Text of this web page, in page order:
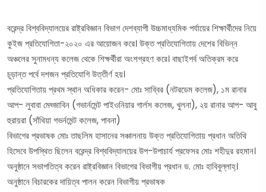
বরেন্দ্র বিশ্ববিদ্যালয়ের রাষ্ট্রবিজ্ঞান বিভাগ দেশব্যাপী উচ্চমাধ্যমিক পর্যায়ের শিক্ষার্থীদের নিয়ে
কুইজ প্রতিযোগিতা-২০২০ এর আয়োজন করে। উক্ত প্রতিযোগিতায় দেশের বিভিন্ন
অঞ্চলের সুনামধন্য কলেজ থেকে শিক্ষর্থীরা অংশগ্রহণ করে। বাছাইপর্ব অতিক্রম করে
চূড়ান্ত পর্বে দশজন প্রতিযোগি উত্তীর্ণ হয়।
প্রতিযোগিতায় প্রথম স্থান অধিকার করেন- মোঃ সাব্বির (নটরডেম কলেজ), ১ম রানার
আপ- লুবাবা মেহ্জাবিন (গভার্নমেন্ট পাইওনিয়ার গার্লস কলেজ, খুলনা), ২য় রানার আপ- আবু
হুরায়রা (সাঁথিয়া গভর্নমেন্ট কলেজ, পাবনা)
বিভাগের প্রভাষক মোঃ তাছলিম হাসানের সঞ্চালনায় উক্ত প্রতিযোগিতায় প্রধান অতিথি
হিসেবে উপস্থিত ছিলেন বরেন্দ্র বিশ্ববিদ্যালয়ের উপ-উপাচার্য প্রফেসর মোঃ শহীদুর রহমান।
অনুষ্ঠানে সভাপতিত্ব করেন রাষ্ট্রবিজ্ঞান বিভাগের বিভাগীয় প্রধান ড. মোঃ হাবিবুল্লাহ্।
অনুষ্ঠানে বিচারকের দায়িত্ব পালন করেন বিভাগীয় প্রভাষক